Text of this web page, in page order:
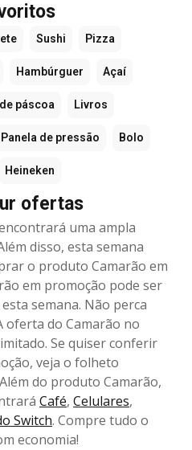
Sushi Pizza
Hambúrguer Açaí
páscoa Livros
Panela de pressão Bolo
Heineken
ofertas
uma ampla
disso, esta semana
o produto Camarão em
em promoção pode ser
semana. Não perca
oferta do Camarão no
Se quiser conferir
veja o folheto
do produto Camarão,
Café, Celulares,
Switch. Compre tudo o
economia!